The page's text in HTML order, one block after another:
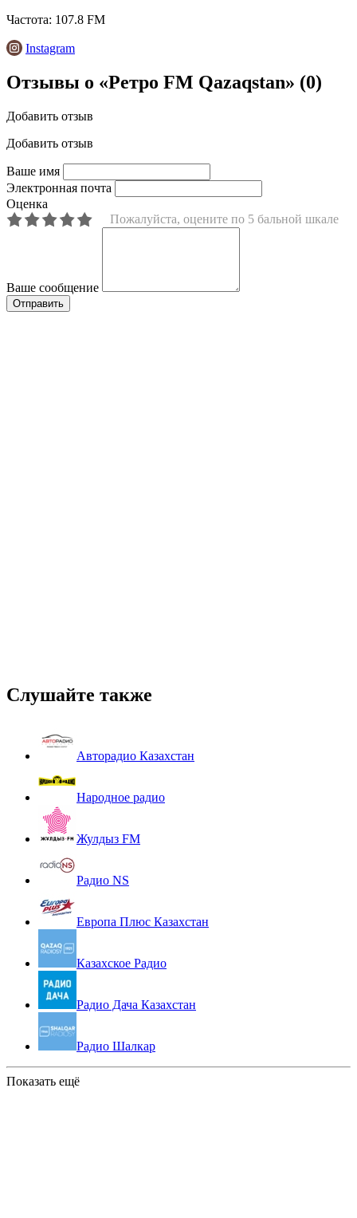
Частота: 107.8 FM
Instagram
Отзывы о «Ретро FM Qazaqstan» (0)
Добавить отзыв
Добавить отзыв
Ваше имя
Электронная почта
Оценка
Пожалуйста, оцените по 5 бальной шкале
Ваше сообщение
Слушайте также
Авторадио Казахстан
Народное радио
Жулдыз FM
Радио NS
Европа Плюс Казахстан
Казахское Радио
Радио Дача Казахстан
Радио Шалкар
Показать ещё